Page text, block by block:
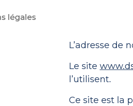
légales
L’adresse de
Le site
l’utilisent.
Ce site est la